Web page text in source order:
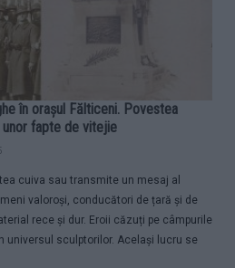
în orașul Fălticeni. Povestea
fapte de vitejie
cuiva sau transmite un mesaj al
valoroși, conducători de țară și de
rece și dur. Eroii căzuți pe câmpurile
universul sculptorilor. Același lucru se